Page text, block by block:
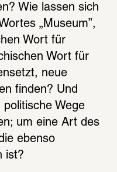
Wie lassen sich
„Museum”,
Wort für
Wort für
neue
finden? Und
politische Wege
um eine Art des
ebenso
ist?